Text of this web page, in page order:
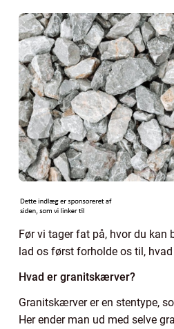
Før vi tager fat på, hvor du kan
lad os først forholde os til, hvad
Hvad er granitskærver?
Granitskærver er en stentype,
Her ender man ud med selve